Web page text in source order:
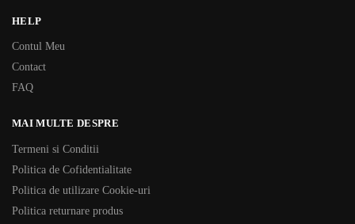
HELP
Contul Meu
Contact
FAQ
MAI MULTE DESPRE
Termeni si Conditii
Politica de Cofidentialitate
Politica de utilizare Cookie-uri
Politica returnare produs